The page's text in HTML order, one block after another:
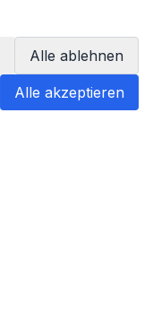
Alle ablehnen
Alle akzeptieren